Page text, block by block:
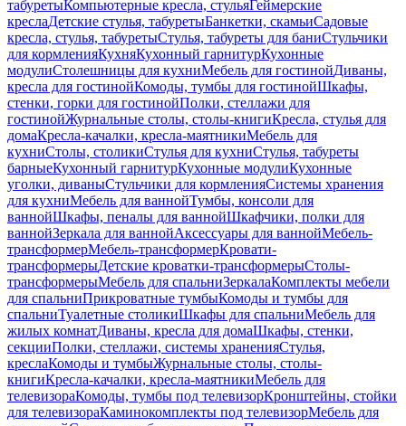
табуретыКомпьютерные кресла, стульяГеймерские
креслаДетские стулья, табуретыБанкетки, скамьиСадовые
кресла, стулья, табуретыСтулья, табуреты для баниСтульчики
для кормленияКухняКухонный гарнитурКухонные
модулиСтолешницы для кухниМебель для гостинойДиваны,
кресла для гостинойКомоды, тумбы для гостинойШкафы,
стенки, горки для гостинойПолки, стеллажи для
гостинойЖурнальные столы, столы-книгиКресла, стулья для
домаКресла-качалки, кресла-маятникиМебель для
кухниСтолы, столикиСтулья для кухниСтулья, табуреты
барныеКухонный гарнитурКухонные модулиКухонные
уголки, диваныСтульчики для кормленияСистемы хранения
для кухниМебель для ваннойТумбы, консоли для
ваннойШкафы, пеналы для ваннойШкафчики, полки для
ваннойЗеркала для ваннойАксессуары для ваннойМебель-
трансформерМебель-трансформерКровати-
трансформерыДетские кроватки-трансформерыСтолы-
трансформерыМебель для спальниЗеркалаКомплекты мебели
для спальниПрикроватные тумбыКомоды и тумбы для
спальниТуалетные столикиШкафы для спальниМебель для
жилых комнатДиваны, кресла для домаШкафы, стенки,
секцииПолки, стеллажи, системы храненияСтулья,
креслаКомоды и тумбыЖурнальные столы, столы-
книгиКресла-качалки, кресла-маятникиМебель для
телевизораКомоды, тумбы под телевизорКронштейны, стойки
для телевизораКаминокомплекты под телевизорМебель для